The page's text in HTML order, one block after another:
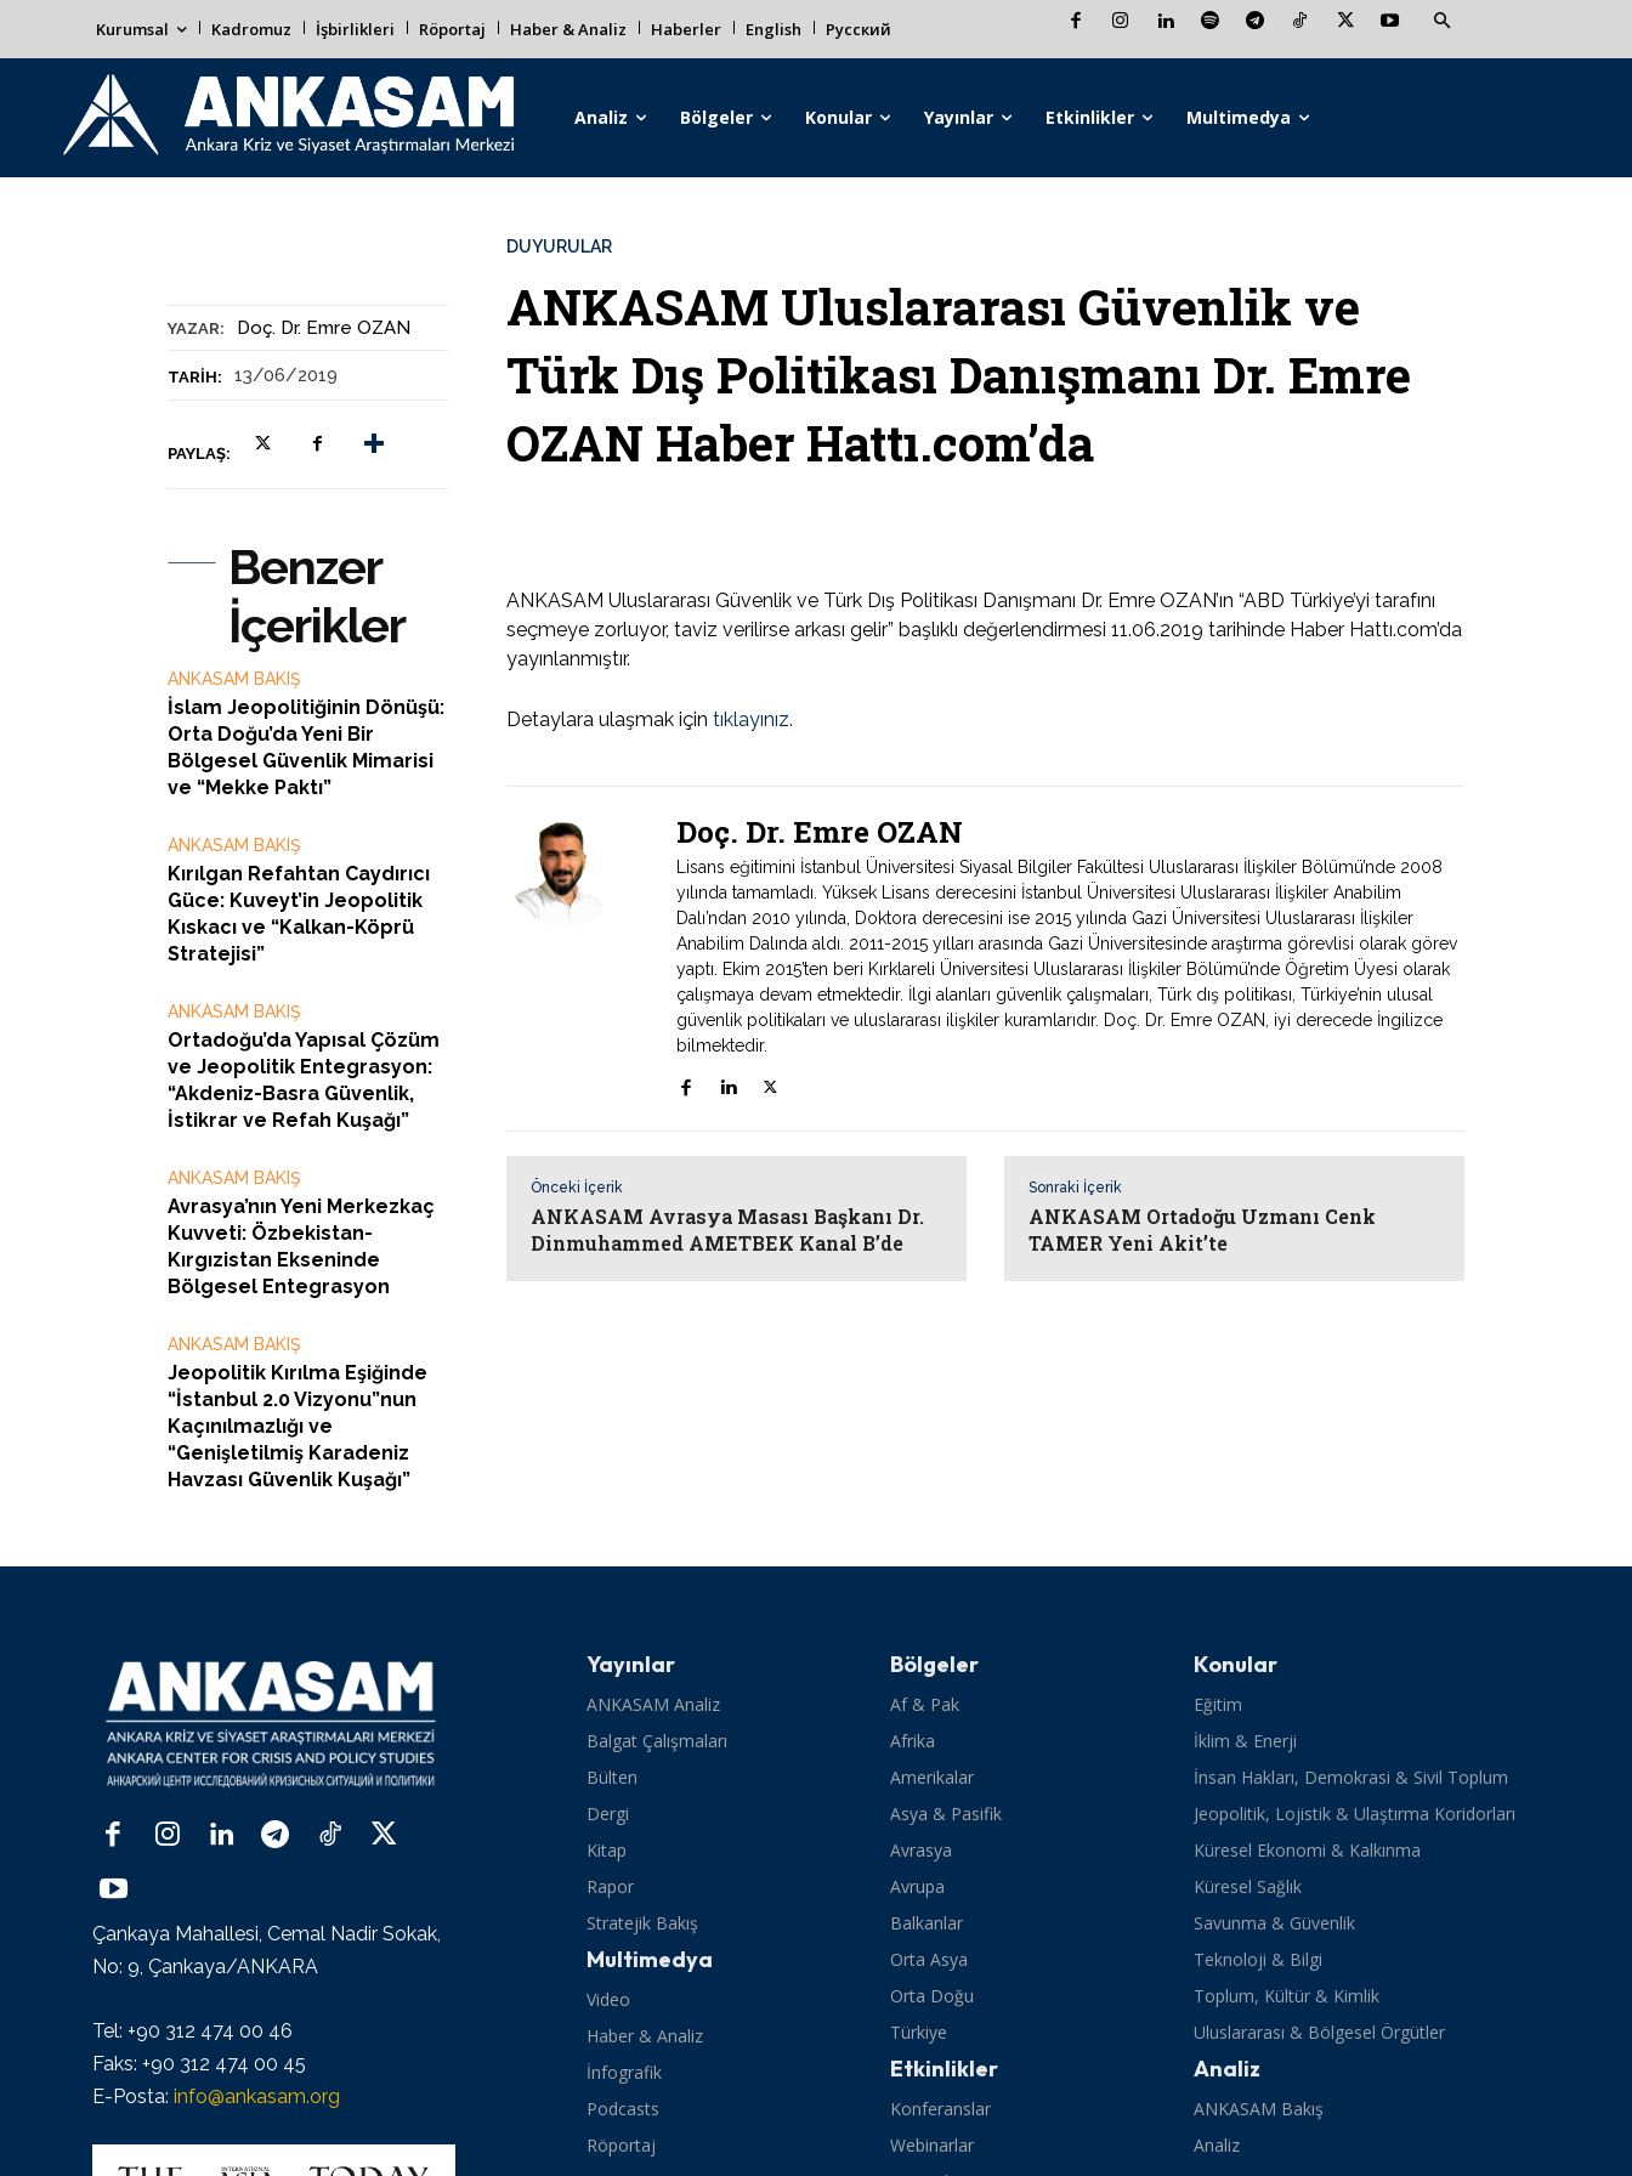
Kurumsal Kadromuz İşbirlikleri Röportaj Haber & Analiz Haberler English Русский
Analiz Bölgeler Konular Yayınlar Etkinlikler Multimedya
YAZAR: Doç. Dr. Emre OZAN
TARIH: 13/06/2019
PAYLAŞ:
DUYURULAR
ANKASAM Uluslararası Güvenlik ve
Türk Dış Politikası Danışmanı Dr. Emre
OZAN Haber Hattı.com’da
Benzer
İçerikler
ANKASAM BAKIŞ
İslam Jeopolitiğinin Dönüşü:
Orta Doğu’da Yeni Bir
Bölgesel Güvenlik Mimarisi
ve “Mekke Paktı”
ANKASAM BAKIŞ
Kırılgan Refahtan Caydırıcı
Güce: Kuveyt’in Jeopolitik
Kıskacı ve “Kalkan-Köprü
Stratejisi”
ANKASAM BAKIŞ
Ortadoğu’da Yapısal Çözüm
ve Jeopolitik Entegrasyon:
“Akdeniz-Basra Güvenlik,
İstikrar ve Refah Kuşağı”
ANKASAM BAKIŞ
Avrasya’nın Yeni Merkezkaç
Kuvveti: Özbekistan-
Kırgızistan Ekseninde
Bölgesel Entegrasyon
ANKASAM BAKIŞ
Jeopolitik Kırılma Eşiğinde
“İstanbul 2.0 Vizyonu”nun
Kaçınılmazlığı ve
“Genişletilmiş Karadeniz
Havzası Güvenlik Kuşağı”
ANKASAM Uluslararası Güvenlik ve Türk Dış Politikası Danışmanı Dr. Emre OZAN’ın “ABD Türkiye’yi tarafını
seçmeye zorluyor, taviz verilirse arkası gelir” başlıklı değerlendirmesi 11.06.2019 tarihinde Haber Hattı.com’da
yayınlanmıştır.
Detaylara ulaşmak için tıklayınız.
Doç. Dr. Emre OZAN
Lisans eğitimini İstanbul Üniversitesi Siyasal Bilgiler Fakültesi Uluslararası İlişkiler Bölümü’nde 2008
yılında tamamladı. Yüksek Lisans derecesini İstanbul Üniversitesi Uluslararası İlişkiler Anabilim
Dalı’ndan 2010 yılında, Doktora derecesini ise 2015 yılında Gazi Üniversitesi Uluslararası İlişkiler
Anabilim Dalında aldı. 2011-2015 yılları arasında Gazi Üniversitesinde araştırma görevlisi olarak görev
yaptı. Ekim 2015’ten beri Kırklareli Üniversitesi Uluslararası İlişkiler Bölümü’nde Öğretim Üyesi olarak
çalışmaya devam etmektedir. İlgi alanları güvenlik çalışmaları, Türk dış politikası, Türkiye’nin ulusal
güvenlik politikaları ve uluslararası ilişkiler kuramlarıdır. Doç. Dr. Emre OZAN, iyi derecede İngilizce
bilmektedir.
Önceki İçerik
ANKASAM Avrasya Masası Başkanı Dr.
Dinmuhammed AMETBEK Kanal B’de
Sonraki İçerik
ANKASAM Ortadoğu Uzmanı Cenk
TAMER Yeni Akit’te
Çankaya Mahallesi, Cemal Nadir Sokak,
No: 9, Çankaya/ANKARA
Tel: +90 312 474 00 46
Faks: +90 312 474 00 45
E-Posta: info@ankasam.org
Yayınlar
ANKASAM Analiz
Balgat Çalışmaları
Bülten
Dergi
Kitap
Rapor
Stratejik Bakış
Multimedya
Video
Haber & Analiz
İnfografik
Podcasts
Röportaj
Bölgeler
Af & Pak
Afrika
Amerikalar
Asya & Pasifik
Avrasya
Avrupa
Balkanlar
Orta Asya
Orta Doğu
Türkiye
Etkinlikler
Konferanslar
Webinarlar
Konular
Eğitim
İklim & Enerji
İnsan Hakları, Demokrasi & Sivil Toplum
Jeopolitik, Lojistik & Ulaştırma Koridorları
Küresel Ekonomi & Kalkınma
Küresel Sağlık
Savunma & Güvenlik
Teknoloji & Bilgi
Toplum, Kültür & Kimlik
Uluslararası & Bölgesel Örgütler
Analiz
ANKASAM Bakış
Analiz